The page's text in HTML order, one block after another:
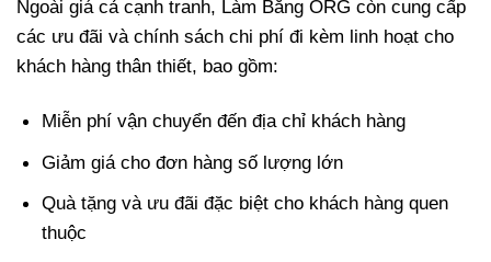
Ngoài giá cả cạnh tranh, Làm Bằng ORG còn cung cấp
các ưu đãi và chính sách chi phí đi kèm linh hoạt cho
khách hàng thân thiết, bao gồm:
Miễn phí vận chuyển đến địa chỉ khách hàng
Giảm giá cho đơn hàng số lượng lớn
Quà tặng và ưu đãi đặc biệt cho khách hàng quen
thuộc